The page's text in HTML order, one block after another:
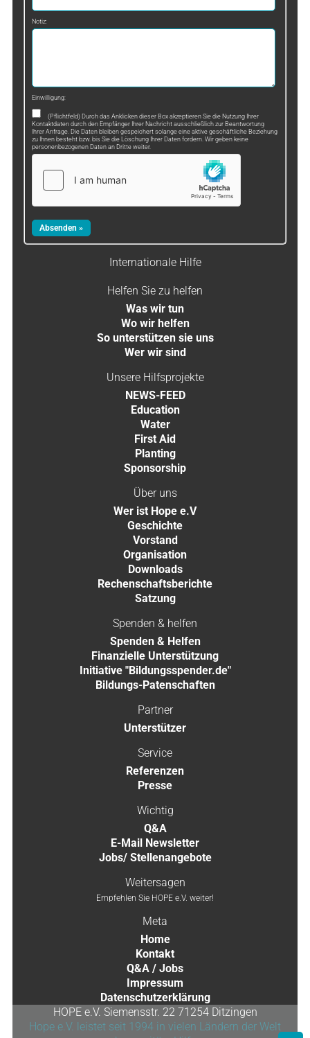
Notiz:
Einwilligung:
(Pflichtfeld) Durch das Anklicken dieser Box akzeptieren Sie die Nutzung Ihrer
Kontaktdaten durch den Empfänger Ihrer Nachricht ausschließlich zur Beantwortung
Ihrer Anfrage. Die Daten bleiben gespeichert solange eine aktive geschäftliche Beziehung
zu Ihnen besteht bzw. bis Sie die Löschung Ihrer Daten fordern. Wir geben keine
personenbezogenen Daten an Dritte weiter.
Internationale Hilfe
Helfen Sie zu helfen
Was wir tun
Wo wir helfen
So unterstützen sie uns
Wer wir sind
Unsere Hilfsprojekte
NEWS-FEED
Education
Water
First Aid
Planting
Sponsorship
Über uns
Wer ist Hope e.V
Geschichte
Vorstand
Organisation
Downloads
Rechenschaftsberichte
Satzung
Spenden & helfen
Spenden & Helfen
Finanzielle Unterstützung
Initiative "Bildungsspender.de"
Bildungs-Patenschaften
Partner
Unterstützer
Service
Referenzen
Presse
Wichtig
Q&A
E-Mail Newsletter
Jobs/ Stellenangebote
Weitersagen
Empfehlen Sie HOPE e.V. weiter!
Meta
Home
Kontakt
Q&A / Jobs
Impressum
Datenschutzerklärung
HOPE e.V. Siemensstr. 22 71254 Ditzingen
Hope e.V. leistet seit 1994 in vielen Ländern der Welt